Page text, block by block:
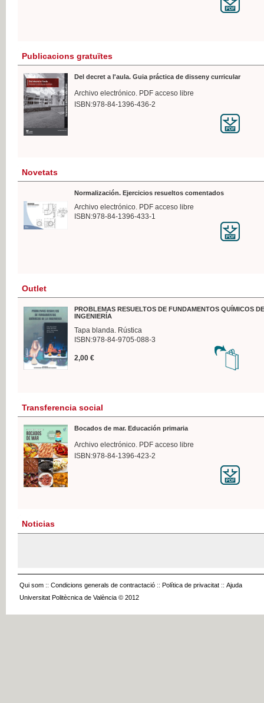
Publicacions gratuïtes
Del decret a l'aula. Guia práctica de disseny curricular
Archivo electrónico. PDF acceso libre
ISBN:978-84-1396-436-2
Novetats
Normalización. Ejercicios resueltos comentados
Archivo electrónico. PDF acceso libre
ISBN:978-84-1396-433-1
Outlet
PROBLEMAS RESUELTOS DE FUNDAMENTOS QUÍMICOS
INGENIERÍA
Tapa blanda. Rústica
ISBN:978-84-9705-088-3
2,00 €
Transferencia social
Bocados de mar. Educación primaria
Archivo electrónico. PDF acceso libre
ISBN:978-84-1396-423-2
Noticias
Qui som :: Condicions generals de contractació :: Política de privacitat :: Ajuda
Universitat Politècnica de València © 2012